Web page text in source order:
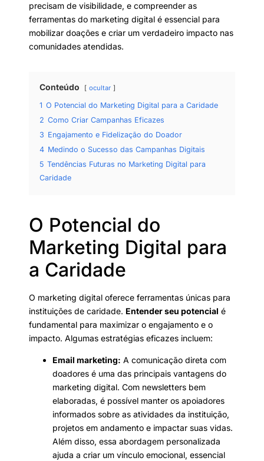
precisam de visibilidade, e compreender as
ferramentas do marketing digital é essencial para
mobilizar doações e criar um verdadeiro impacto nas
comunidades atendidas.
Conteúdo ocultar
1 O Potencial do Marketing Digital para a Caridade
2 Como Criar Campanhas Eficazes
3 Engajamento e Fidelização do Doador
4 Medindo o Sucesso das Campanhas Digitais
5 Tendências Futuras no Marketing Digital para
Caridade
O Potencial do
Marketing Digital para
a Caridade
O marketing digital oferece ferramentas únicas para
instituições de caridade. Entender seu potencial é
fundamental para maximizar o engajamento e o
impacto. Algumas estratégias eficazes incluem:
Email marketing: A comunicação direta com
doadores é uma das principais vantagens do
marketing digital. Com newsletters bem
elaboradas, é possível manter os apoiadores
informados sobre as atividades da instituição,
projetos em andamento e impactar suas vidas.
Além disso, essa abordagem personalizada
ajuda a criar um vínculo emocional, essencial